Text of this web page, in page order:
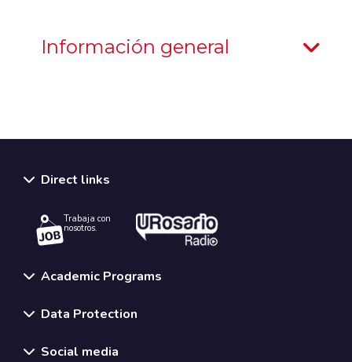
Información general
Direct links
Trabaja con
nosotros.
Academic Programs
Data Protection
Social media